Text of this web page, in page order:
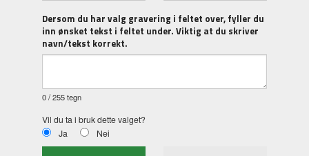
Dersom du har valg gravering i feltet over, fyller du
inn ønsket tekst i feltet under. Viktig at du skriver
navn/tekst korrekt.
0/ 255 tegn
Vil du ta i bruk dette valget?
Ja
Nei